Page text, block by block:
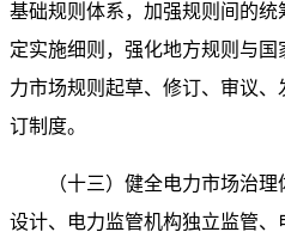
基础规则体系，加强规则间的统
定实施细则，强化地方规则与
力市场规则起草、修订、审议
订制度。
（十三）健全电力市场治理
设计、电力监管机构独立监管、